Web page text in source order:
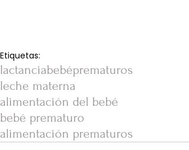
Etiquetas:
lactanciabebéprematuros
leche materna
alimentación del bebé
bebé prematuro
alimentación prematuros